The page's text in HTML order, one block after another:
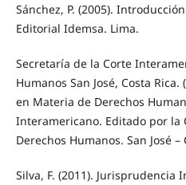
Sánchez, P. (2005).
Editorial Idemsa. Lima.
Secretaría de la Corte
Humanos San José, Costa
en Materia de Derechos
Interamericano. Editado por la
Derechos Humanos. San José –
Silva, F. (2011). Jurisprudencia